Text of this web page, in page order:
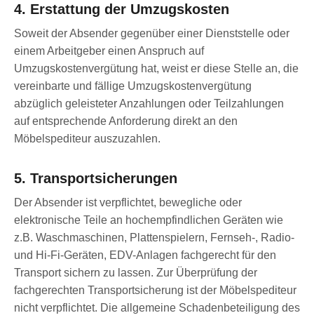
4. Erstattung der Umzugskosten
Soweit der Absender gegenüber einer Dienststelle oder
einem Arbeitgeber einen Anspruch auf
Umzugskostenvergütung hat, weist er diese Stelle an, die
vereinbarte und fällige Umzugskostenvergütung
abzüglich geleisteter Anzahlungen oder Teilzahlungen
auf entsprechende Anforderung direkt an den
Möbelspediteur auszuzahlen.
5. Transportsicherungen
Der Absender ist verpflichtet, bewegliche oder
elektronische Teile an hochempfindlichen Geräten wie
z.B. Waschmaschinen, Plattenspielern, Fernseh-, Radio-
und Hi-Fi-Geräten, EDV-Anlagen fachgerecht für den
Transport sichern zu lassen. Zur Überprüfung der
fachgerechten Transportsicherung ist der Möbelspediteur
nicht verpflichtet. Die allgemeine Schadenbeteiligung des